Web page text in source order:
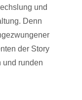
und
Denn
der Story
und runden